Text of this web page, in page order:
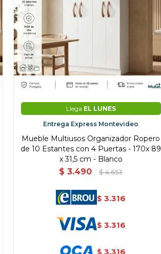
Llega EL LUNES
Entrega Express Montevideo
Mueble Multiusos Organizador Ropero
de 10 Estantes con 4 Puertas - 170x 89
x 31,5 cm - Blanco
$ 3.490 $ 4.653
$ 3.316
$ 3.316
$ 3.316